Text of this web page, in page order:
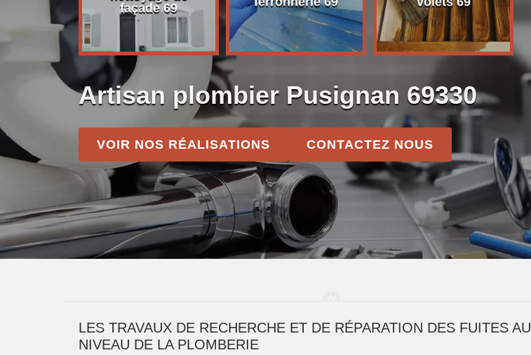
façade 69
Artisan plombier Pusignan 69330
VOIR NOS RÉALISATIONS CONTACTEZ NOUS
LES TRAVAUX DE RECHERCHE ET DE RÉPARATION DES FUITES AU
NIVEAU DE LA PLOMBERIE